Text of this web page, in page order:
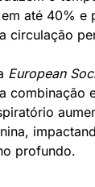
até 40% e
circulação
European
combinação
profundo.